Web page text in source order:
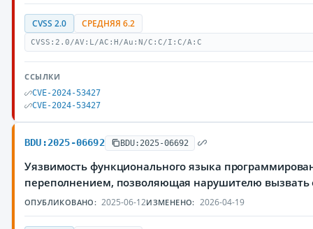
CVSS 2.0 СРЕДНЯЯ 6.2
CVSS:2.0/AV:L/AC:H/Au:N/C:C/I:C/A:C
ССЫЛКИ
CVE-2024-53427
CVE-2024-53427
BDU:2025-06692 BDU:2025-06692
Уязвимость функционального языка
переполнением, позволяющая нарушителю вызвать
ОПУБЛИКОВАНО: 2025-06-12ИЗМЕНЕНО: 2026-04-19